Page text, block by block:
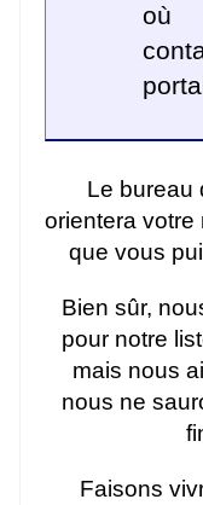
où
Le bureau
orientera votre
que vous
Bien sûr,
pour notre
mais nous
nous ne
Faisons